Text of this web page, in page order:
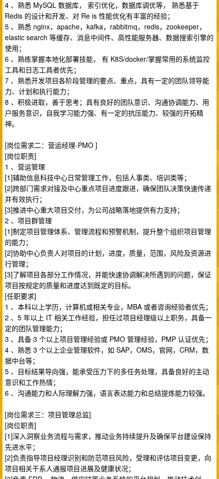
4 、熟悉 MySQL 数据库， 索引优化，数据库调优等， 熟悉基于
Redis 的设计和开发、对 Re is 性能优化有丰富的经验；
5 、熟悉 nginx，apache，kafka，rabbitmq，redis，zookeeper，
elastic search 等缓存、消息中间件、高性能服务器、数据搜索引擎的
使用；
6 、熟练掌握本地化部署技能， 有 K8S/docker/掌握常用的系统监控
工具和日志工具者优先；
7 、熟悉开发项目各阶段管理的要点、重点，具有一定的团队领导能
力、计划和执行能力；
8 、积极进取，善于思考；具有良好的团队意识、沟通协调能力、用
户服务意识，自我学习能力强、有一定的抗压能力、较强的开拓精
神。
[岗位需求二：营运经理-PMO ]
[岗位职责]
1 、营运管理
[1]辅助信息科技中心日常管理工作，包括人事类、培训类等；
[2]跨部门需求对接及中心重点项目进度跟进，确保团队决策快速传递
并有效执行；
[3]推进中心重大项目交付，为公司战略落地提供有力支持；
2 、项目群管理
[1]制定项目管理体系、管理流程和预警机制，提升整个组织项目管理
的能力；
[2]协助中心负责人对项目的计划，进度，质量，范围，风险及资源进
行管理；
[3]了解项目各部分工作情况，并能快速协调解决所遇到的问题，保证
项目按规定的质量和进度达到既定的目标。
[任职要求]
1 、本科以上学历，计算机或相关专业，MBA 或者咨询经验者优先；
2 、5 年以上 IT 相关工作经验，担任过项目经理级以上职务，具备一
定的团队管理能力；
3 、具备 3 个以上项目管理经验或 PMO 管理经验，PMP 认证优先；
4 、熟悉 3 个以上企业管理软件，如 SAP，OMS，官网，CRM，数
据中台等；
5 、目标结果导向强，能承受压力下的多任务处理，具备良好的主动
意识和工作热情；
6 、沟通能力和人际理解力强，语言表达能力和总结提炼能力较强。
[岗位需求三：项目管理总监]
[岗位职责]
[1]深入洞察业务流程与需求，推动业务持续提升及确保平台建设保持
先进水平；
[2]负责指导项目经理识别和防范项目风险，受理和评估项目变更，向
项目相关干系人通报项目进展及健康状况；